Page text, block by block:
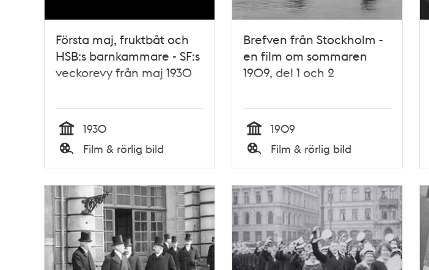
Första maj, fruktbåt och
HSB:s barnkammare - SF:s
veckorevy från maj 1930
Tid
1930
Typ
Film & rörlig bild
Brefven från Stockholm -
en film om sommaren
1909, del 1 och 2
Tid
1909
Typ
Film & rörlig bild